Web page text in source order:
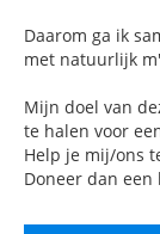
Daarom ga ik
met natuurlijk
Mijn doel van
te halen voor
Help je mij/ons
Doneer dan een